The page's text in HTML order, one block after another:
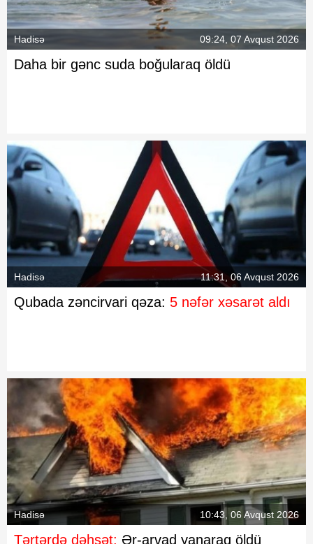
Hadisə 09:24, 07 Avqust 2026
Daha bir gənc suda boğularaq öldü
Hadisə 11:31, 06 Avqust 2026
Qubada zəncirvari qəza: 5 nəfər xəsarət aldı
Hadisə 10:43, 06 Avqust 2026
Tərtərdə dəhşət: Ər-arvad yanaraq öldü